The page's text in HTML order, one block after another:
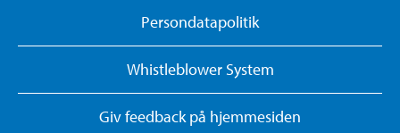
Persondatapolitik
Whistleblower System
Giv feedback på hjemmesiden